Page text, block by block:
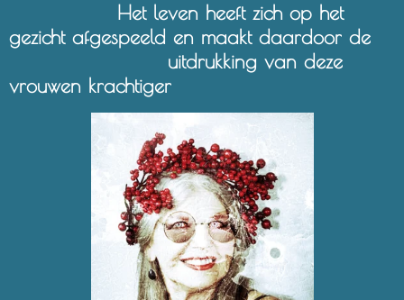
Het leven heeft zich op het
gezicht afgespeeld en maakt daardoor de
uitdrukking van deze
vrouwen krachtiger